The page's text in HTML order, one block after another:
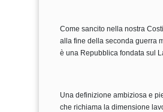
Come sancito nella nostra
alla fine della seconda guerra
è una Repubblica fondata sul
Una definizione ambiziosa e
che richiama la dimensione